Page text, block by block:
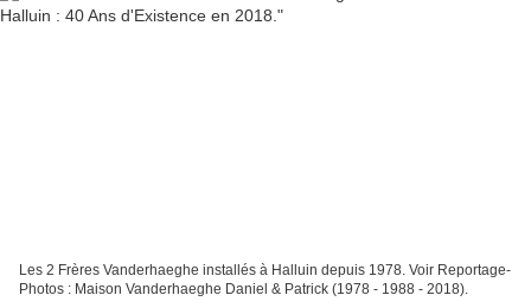
Les 2 Frères Vanderhaeghe installés à Halluin depuis 1978. Voir Reportage-
Photos : Maison Vanderhaeghe Daniel & Patrick (1978 - 1988 - 2018).